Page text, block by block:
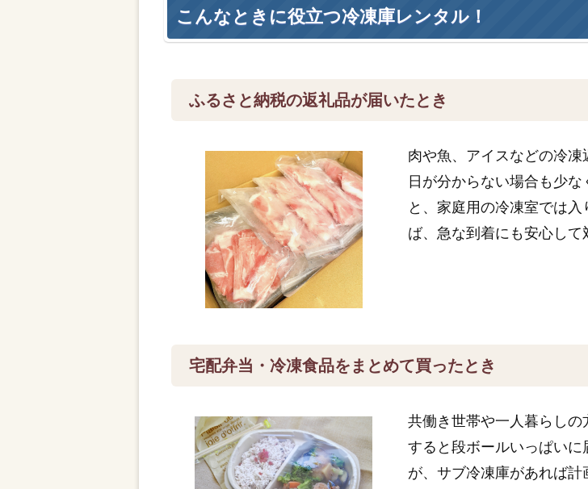
こんなときに役立つ冷凍庫レンタル！
ふるさと納税の返礼品が届いたとき
肉や魚、アイスなどの冷
日が分からない場合も少
と、家庭用の冷凍室では
ば、急な到着にも安心して
宅配弁当・冷凍食品をまとめて買ったとき
共働き世帯や一人暮らし
すると段ボールいっぱい
が、サブ冷凍庫があれば